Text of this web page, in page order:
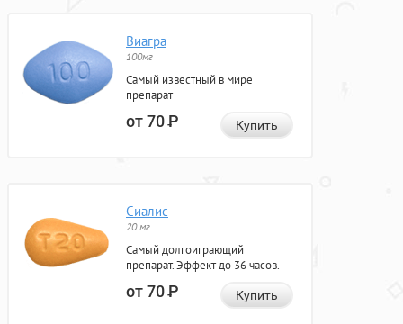
Виагра
100мг
Самый известный в мире
препарат
от 70Р Купить
Сиалис
20 мг
Самый долгоиграющий
препарат. Эффект до 36 часов.
от 70Р Купить